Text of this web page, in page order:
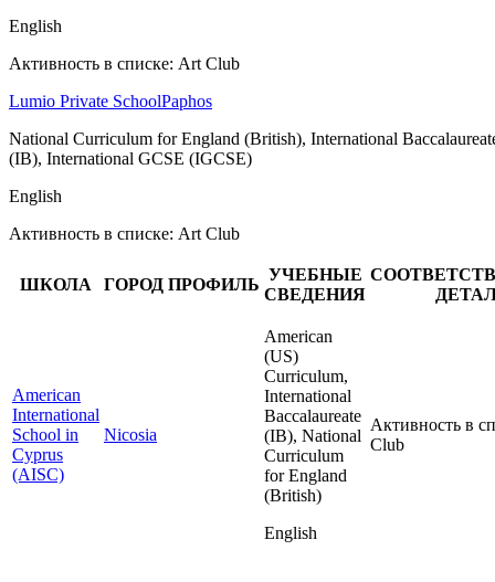
English
Активность в списке: Art Club
Lumio Private SchoolPaphos
National Curriculum for England (British), International
(IB), International GCSE (IGCSE)
English
Активность в списке: Art Club
ШКОЛА ГОРОД ПРОФИЛЬ
УЧЕБНЫЕ
СВЕДЕНИЯ
American
International
School in
Cyprus
(AISC)
Nicosia
American
(US)
Curriculum,
International
Baccalaureate
(IB), National
Curriculum
for England
(British)
English
Активность в
Club